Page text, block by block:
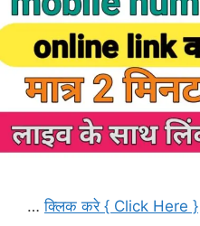
…क्लिक करे { Click Here }